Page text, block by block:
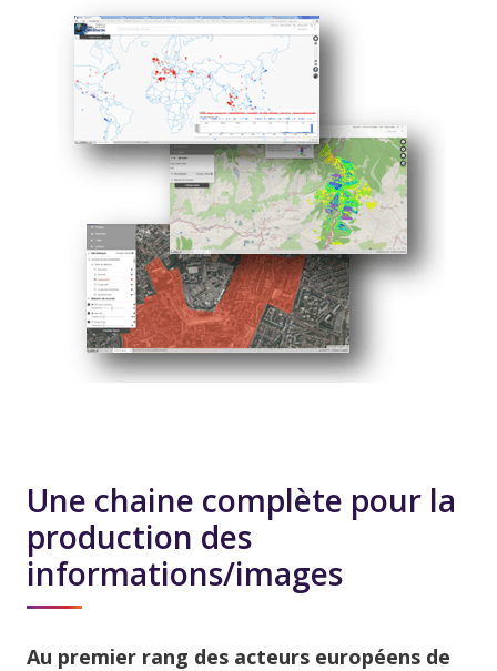
Une chaine complète pour la
production des
informations/images
Au premier rang des acteurs européens de